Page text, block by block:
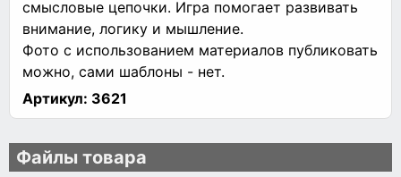
смысловые цепочки. Игра помогает развивать
внимание, логику и мышление.
Фото с использованием материалов публиковать
можно, сами шаблоны - нет.
Артикул: 3621
Файлы товара